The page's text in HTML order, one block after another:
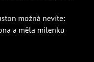
možná nevíte:
a měla milenku